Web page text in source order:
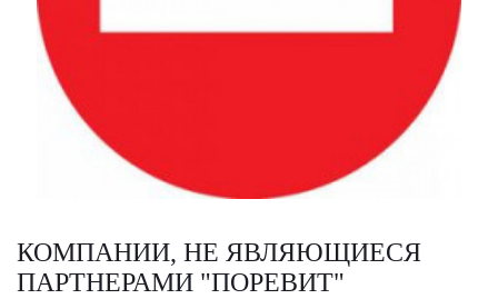
КОМПАНИИ, НЕ ЯВЛЯЮЩИЕСЯ
ПАРТНЕРАМИ "ПОРЕВИТ"